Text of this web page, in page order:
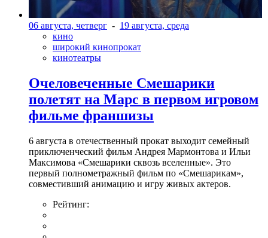
06 августа, четверг - 19 августа, среда
кино
широкий кинопрокат
кинотеатры
Очеловеченные Смешарики
полетят на Марс в первом игровом
фильме франшизы
6 августа в отечественный прокат выходит семейный
приключенческий фильм Андрея Мармонтова и Ильи
Максимова «Смешарики сквозь вселенные». Это
первый полнометражный фильм по «Смешарикам»,
совместивший анимацию и игру живых актеров.
Рейтинг: